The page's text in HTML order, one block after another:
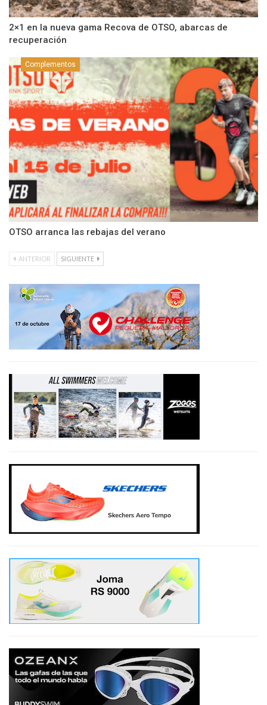
2×1 en la nueva gama Recova de OTSO, abarcas de
recuperación
Complementos
OTSO arranca las rebajas del verano
ANTERIOR SIGUIENTE